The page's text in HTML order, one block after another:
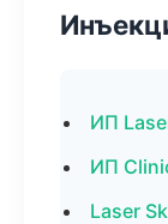
ИП
ИП
Laser